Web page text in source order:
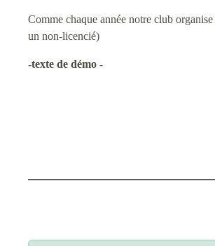
Comme chaque année notre club
un non-licencié)
-texte de démo -